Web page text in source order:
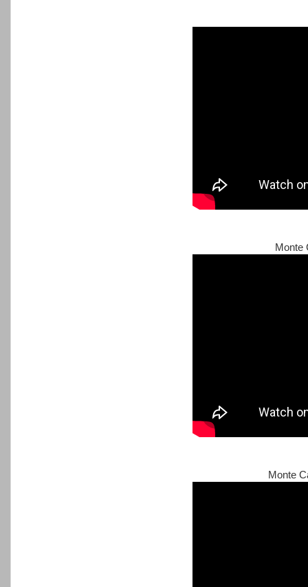
Monte
Monte